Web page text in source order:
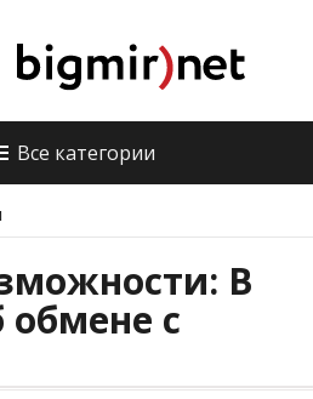
Все категории
В
с